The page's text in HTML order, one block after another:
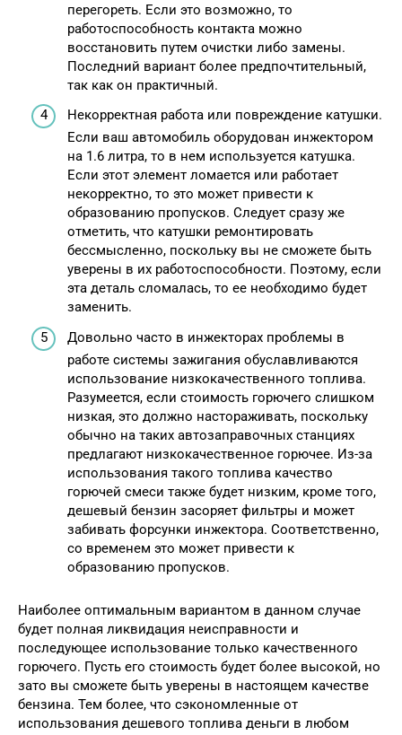
перегореть. Если это возможно, то
работоспособность контакта можно
восстановить путем очистки либо замены.
Последний вариант более предпочтительный,
так как он практичный.
Некорректная работа или повреждение катушки.
Если ваш автомобиль оборудован инжектором
на 1.6 литра, то в нем используется катушка.
Если этот элемент ломается или работает
некорректно, то это может привести к
образованию пропусков. Следует сразу же
отметить, что катушки ремонтировать
бессмысленно, поскольку вы не сможете быть
уверены в их работоспособности. Поэтому, если
эта деталь сломалась, то ее необходимо будет
заменить.
Довольно часто в инжекторах проблемы в
работе системы зажигания обуславливаются
использование низкокачественного топлива.
Разумеется, если стоимость горючего слишком
низкая, это должно настораживать, поскольку
обычно на таких автозаправочных станциях
предлагают низкокачественное горючее. Из-за
использования такого топлива качество
горючей смеси также будет низким, кроме того,
дешевый бензин засоряет фильтры и может
забивать форсунки инжектора. Соответственно,
со временем это может привести к
образованию пропусков.
Наиболее оптимальным вариантом в данном случае
будет полная ликвидация неисправности и
последующее использование только качественного
горючего. Пусть его стоимость будет более высокой, но
зато вы сможете быть уверены в настоящем качестве
бензина. Тем более, что сэкономленные от
использования дешевого топлива деньги в любом